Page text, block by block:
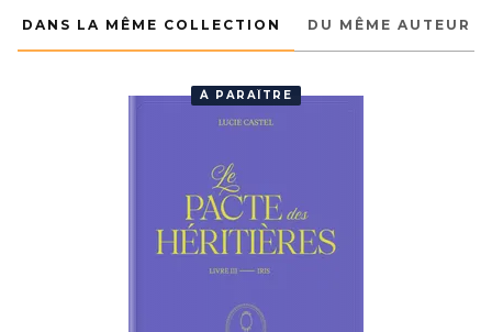
DANS LA MÊME COLLECTION DU MÊME AUTEUR
À PARAÎTRE